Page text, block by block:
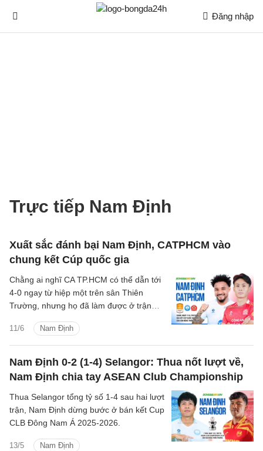
Đăng nhập
Trực tiếp Nam Định
Xuất sắc đánh bại Nam Định, CATPHCM vào
chung kết Cúp quốc gia
11/6 Nam Định
Chằng ai nghĩ CA TP.HCM có thể dẫn tới
4-0 ngay từ hiệp một trên sân Thiên
Trường, nhưng họ đã làm được ở trận
Nam Định rút ngắn cách biệt còn 2-4,
nhưng CA TP.HCM vẫn có mặt ở chung
kết.
Nam Định 0-2 (1-4) Selangor: Thua nốt lượt về,
Nam Định chia tay ASEAN Club Championship
13/5 Nam Định
Thua Selangor tổng tỷ số 1-4 sau hai lượt
trận, Nam Định dừng bước ở bán kết Cup
CLB Đông Nam Á 2025-2026.